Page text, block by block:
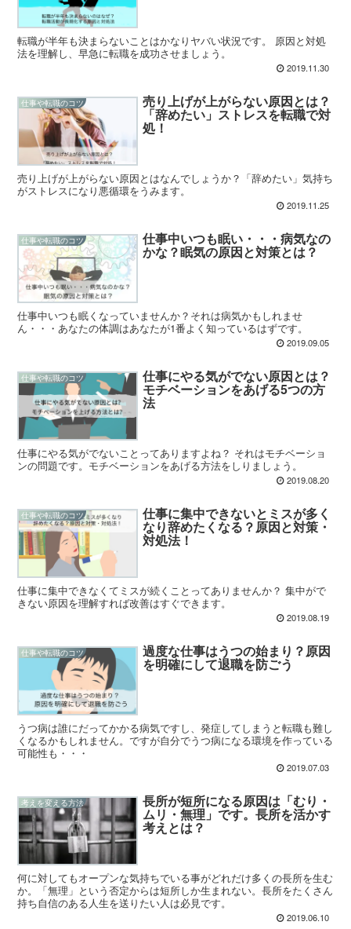
転職が半年も決まらないことはかなりヤバい状況です。 原因と対処
法を理解し、早急に転職を成功させましょう。
2019.11.30
仕事や転職のコツ 売り上げが上がらない原因とは？
「辞めたい」ストレスを転職で対
処！
売り上げが上がらない原因とはなんでしょうか？「辞めたい」気持ち
がストレスになり悪循環をうみます。
2019.11.25
仕事や転職のコツ 仕事中いつも眠い・・・病気なの
かな？眠気の原因と対策とは？
仕事中いつも眠くなっていませんか？それは病気かもしれませ
ん・・・あなたの体調はあなたが1番よく知っているはずです。
2019.09.05
仕事や転職のコツ 仕事にやる気がでない原因とは？
モチベーションをあげる5つの方
法
仕事にやる気がでないことってありますよね？ それはモチベーショ
ンの問題です。モチベーションをあげる方法をしりましょう。
2019.08.20
仕事や転職のコツ 仕事に集中できないとミスが多く
なり辞めたくなる？原因と対策・
対処法！
仕事に集中できなくてミスが続くことってありませんか？ 集中がで
きない原因を理解すれば改善はすぐできます。
2019.08.19
仕事や転職のコツ 過度な仕事はうつの始まり？原因
を明確にして退職を防ごう
うつ病は誰にだってかかる病気ですし、発症してしまうと転職も難し
くなるかもしれません。ですが自分でうつ病になる環境を作っている
可能性も・・・
2019.07.03
考えを変える方法 長所が短所になる原因は「むり・
ムリ・無理」です。長所を活かす
考えとは？
何に対してもオープンな気持ちでいる事がどれだけ多くの長所を生む
か。「無理」という否定からは短所しか生まれない。長所をたくさん
持ち自信のある人生を送りたい人は必見です。
2019.06.10